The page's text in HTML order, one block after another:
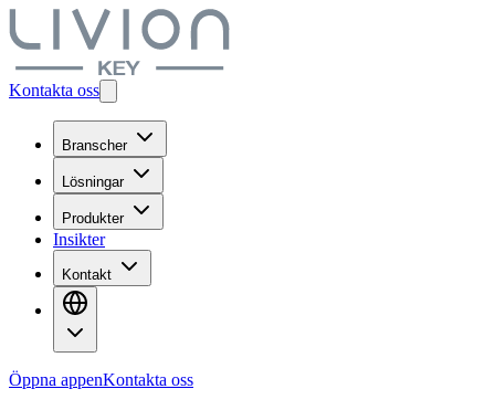
Kontakta oss
Branscher
Lösningar
Produkter
Insikter
Kontakt
Öppna appenKontakta oss